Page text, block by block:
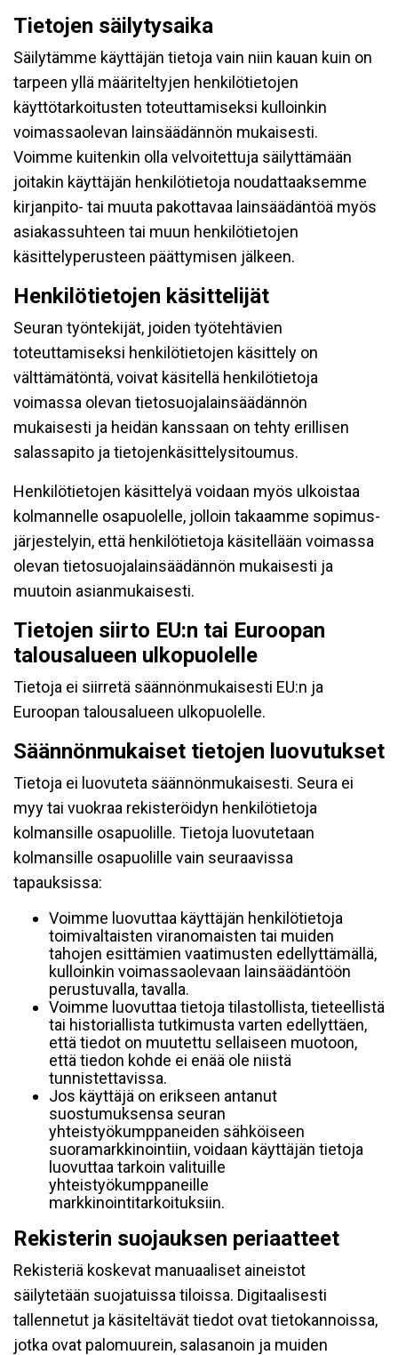
Tietojen säilytysaika
Säilytämme käyttäjän tietoja vain niin kauan kuin on
tarpeen yllä määriteltyjen henkilötietojen
käyttötarkoitusten toteuttamiseksi kulloinkin
voimassaolevan lainsäädännön mukaisesti.
Voimme kuitenkin olla velvoitettuja säilyttämään
joitakin käyttäjän henkilötietoja noudattaaksemme
kirjanpito- tai muuta pakottavaa lainsäädäntöä myös
asiakassuhteen tai muun henkilötietojen
käsittelyperusteen päättymisen jälkeen.
Henkilötietojen käsittelijät
Seuran työntekijät, joiden työtehtävien
toteuttamiseksi henkilötietojen käsittely on
välttämätöntä, voivat käsitellä henkilötietoja
voimassa olevan tietosuojalainsäädännön
mukaisesti ja heidän kanssaan on tehty erillisen
salassapito ja tietojenkäsittelysitoumus.
Henkilötietojen käsittelyä voidaan myös ulkoistaa
kolmannelle osapuolelle, jolloin takaamme sopimus-
järjestelyin, että henkilötietoja käsitellään voimassa
olevan tietosuojalainsäädännön mukaisesti ja
muutoin asianmukaisesti.
Tietojen siirto EU:n tai Euroopan
talousalueen ulkopuolelle
Tietoja ei siirretä säännönmukaisesti EU:n ja
Euroopan talousalueen ulkopuolelle.
Säännönmukaiset tietojen luovutukset
Tietoja ei luovuteta säännönmukaisesti. Seura ei
myy tai vuokraa rekisteröidyn henkilötietoja
kolmansille osapuolille. Tietoja luovutetaan
kolmansille osapuolille vain seuraavissa
tapauksissa:
Voimme luovuttaa käyttäjän henkilötietoja
toimivaltaisten viranomaisten tai muiden
tahojen esittämien vaatimusten edellyttämällä,
kulloinkin voimassaolevaan lainsäädäntöön
perustuvalla, tavalla.
Voimme luovuttaa tietoja tilastollista, tieteellistä
tai historiallista tutkimusta varten edellyttäen,
että tiedot on muutettu sellaiseen muotoon,
että tiedon kohde ei enää ole niistä
tunnistettavissa.
Jos käyttäjä on erikseen antanut
suostumuksensa seuran
yhteistyökumppaneiden sähköiseen
suoramarkkinointiin, voidaan käyttäjän tietoja
luovuttaa tarkoin valituille
yhteistyökumppaneille
markkinointitarkoituksiin.
Rekisterin suojauksen periaatteet
Rekisteriä koskevat manuaaliset aineistot
säilytetään suojatuissa tiloissa. Digitaalisesti
tallennetut ja käsiteltävät tiedot ovat tietokannoissa,
jotka ovat palomuurein, salasanoin ja muiden